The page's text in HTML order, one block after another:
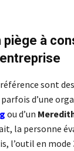
piège à
sont
parfois d’une
ou d’un
la personne
l’outil en mode